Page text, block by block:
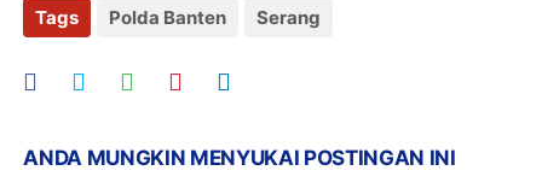
Tags Polda Banten Serang
ANDA MUNGKIN MENYUKAI POSTINGAN INI